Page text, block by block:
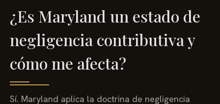
¿Es Maryland un estado de
negligencia contributiva y
cómo me afecta?
Sí. Maryland aplica la doctrina de negligencia